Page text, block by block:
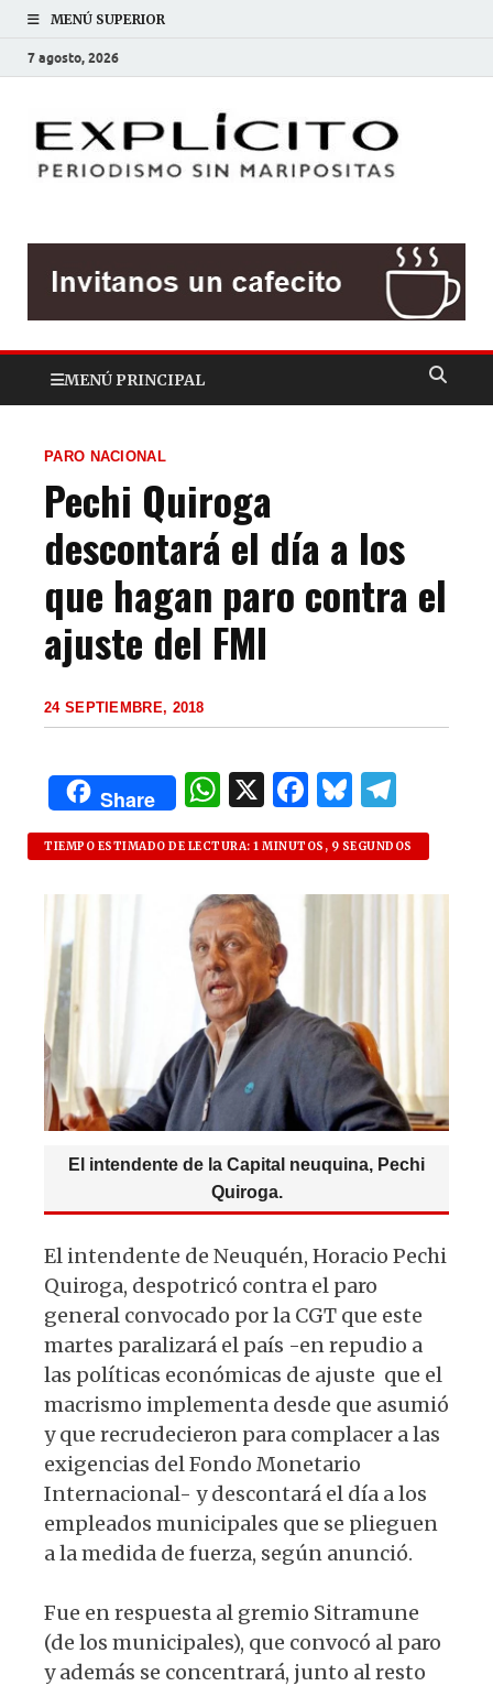
MENÚ SUPERIOR
7 agosto, 2026
MENÚ PRINCIPAL
PARO NACIONAL
Pechi Quiroga
descontará el día a los
que hagan paro contra el
ajuste del FMI
24 SEPTIEMBRE, 2018
Share
W
h
at
s
A
p
p
X F
a
c
e
o
k
B
lu
es
k
el
e
g
TIEMPO ESTIMADO DE LECTURA: 1 MINUTOS, 9 SEGUNDOS
El intendente de la Capital neuquina, Pechi
Quiroga.
El intendente de Neuquén, Horacio Pechi
Quiroga, despotricó contra el paro
general convocado por la CGT que este
martes paralizará el país -en repudio a
las políticas económicas de ajuste que el
macrismo implementa desde que asumió
y que recrudecieron para complacer a las
exigencias del Fondo Monetario
Internacional- y descontará el día a los
empleados municipales que se plieguen
a la medida de fuerza, según anunció.
Fue en respuesta al gremio Sitramune
(de los municipales), que convocó al paro
y además se concentrará, junto al resto